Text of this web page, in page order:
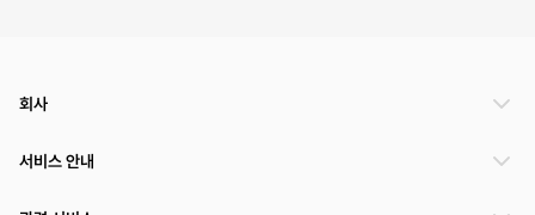
회사
서비스 안내